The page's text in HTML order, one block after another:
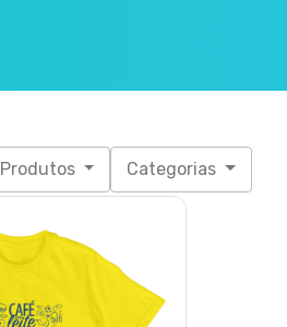
Produtos Categorias